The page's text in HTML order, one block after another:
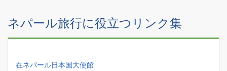
ネパール旅行に役立つリンク集
在ネパール日本国大使館